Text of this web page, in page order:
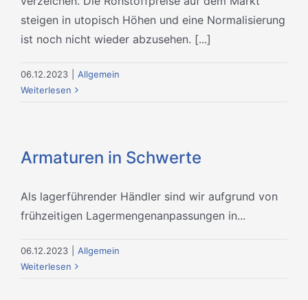
steigen in utopisch Höhen und eine Normalisierung
ist noch nicht wieder abzusehen. [...]
06.12.2023
Allgemein
Weiterlesen
Armaturen in Schwerte
Als lagerführender Händler sind wir aufgrund von
frühzeitigen Lagermengenanpassungen in...
06.12.2023
Allgemein
Weiterlesen